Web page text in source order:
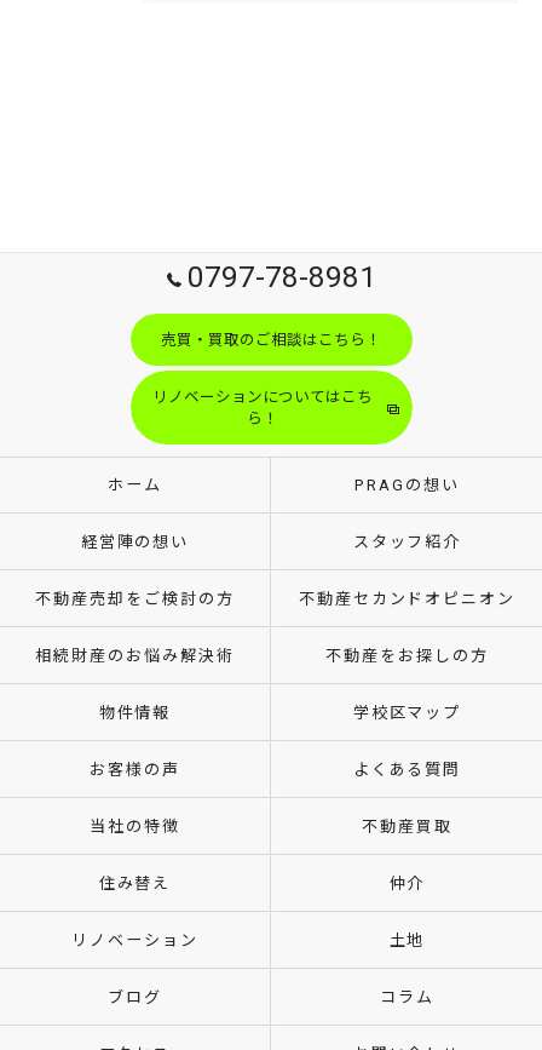
0797-78-8981
売買・買取のご相談はこちら！
リノベーションについてはこち
ら！
ホーム PRAGの想い
経営陣の想い スタッフ紹介
不動産売却をご検討の方 不動産セカンドオピニオン
相続財産のお悩み解決術 不動産をお探しの方
物件情報 学校区マップ
お客様の声 よくある質問
当社の特徴 不動産買取
住み替え 仲介
リノベーション 土地
ブログ コラム